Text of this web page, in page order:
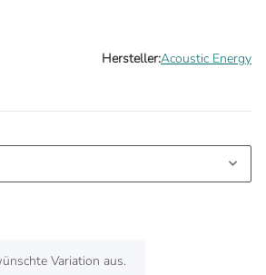
Hersteller:Acoustic Energy
Variation aus.